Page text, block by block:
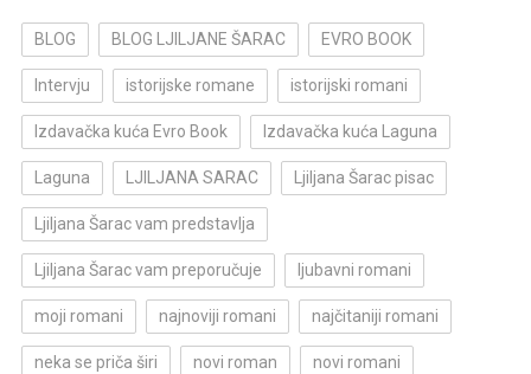
BLOG BLOG LJILJANE ŠARAC EVRO BOOK
Intervju istorijske romane istorijski romani
Izdavačka kuća Evro Book Izdavačka kuća Laguna
Laguna LJILJANA SARAC Ljiljana Šarac pisac
Ljiljana Šarac vam predstavlja
Ljiljana Šarac vam preporučuje ljubavni romani
moji romani najnoviji romani najčitaniji romani
neka se priča širi novi roman novi romani